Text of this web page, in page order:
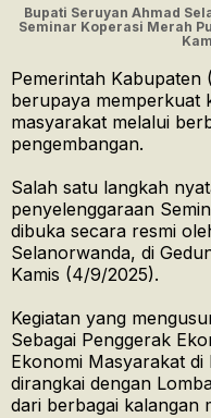
Bupati Seruyan Ahmad
Seminar Koperasi Merah
Pemerintah Kabupaten
berupaya memperkuat
masyarakat melalui
pengembangan.
Salah satu langkah
penyelenggaraan
dibuka secara resmi
Selanorwanda, di
Kamis (4/9/2025).
Kegiatan yang
Sebagai Penggerak
Ekonomi Masyarakat
dirangkai dengan
dari berbagai kalangan